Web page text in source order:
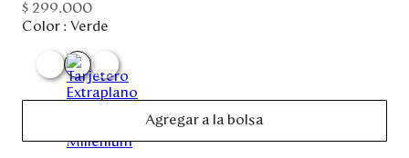
Viaje
Colecciones
$ 299.000
Color : Verde
Agregar a la bolsa